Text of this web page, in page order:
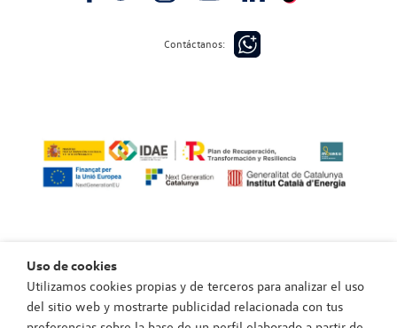
Contáctanos:
Política de privacidad
Política de cookies
Uso de cookies
Utilizamos cookies propias y de terceros para analizar el uso
del sitio web y mostrarte publicidad relacionada con tus